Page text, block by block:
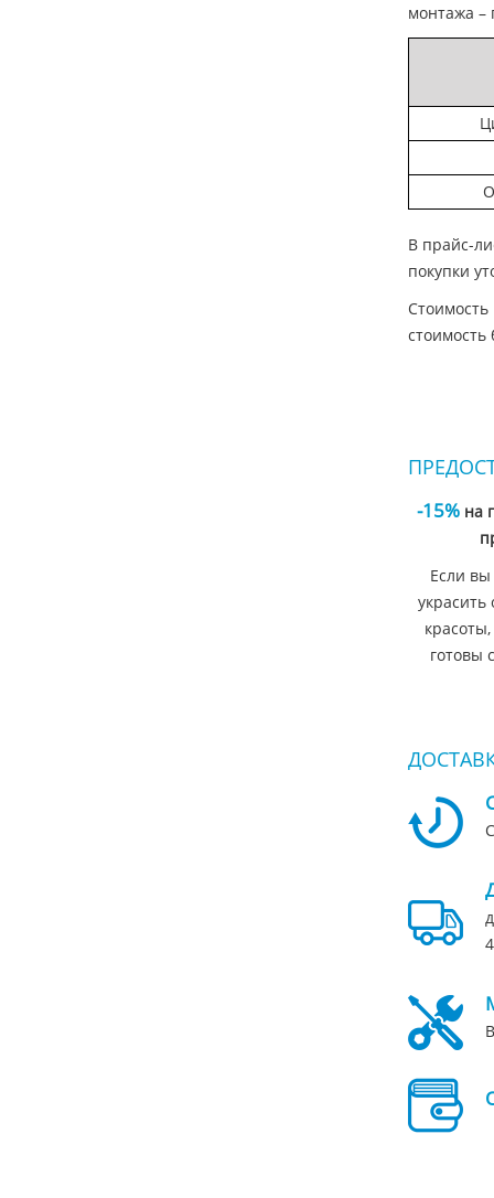
монтажа –
В прайс-
покупки
-15%на
Если вы
украсить
готовы